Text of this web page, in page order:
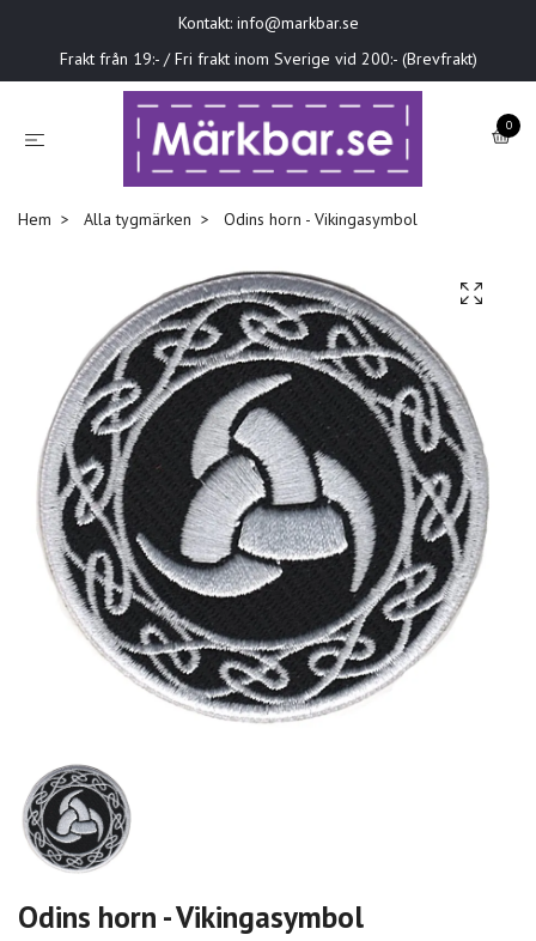
Kontakt: info@markbar.se
Frakt från 19:- / Fri frakt inom Sverige vid 200:- (Brevfrakt)
0
Hem Alla tygmärken Odins horn - Vikingasymbol
Odins horn - Vikingasymbol